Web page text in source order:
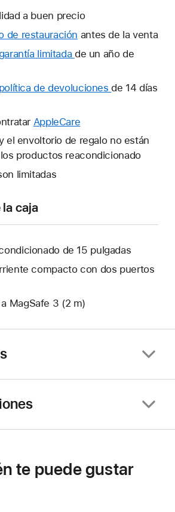
a buen precio
de restauración antes de la venta
garantía limitada Se
una
de un año de
política de devoluciones Se
nueva.
de 14 días
AppleCare
abrirá
una
el envoltorio de regalo no están
productos reacondicionado
limitadas
caja
de 15 pulgadas
compacto con dos puertos
MagSafe 3 (2 m)
te puede gustar